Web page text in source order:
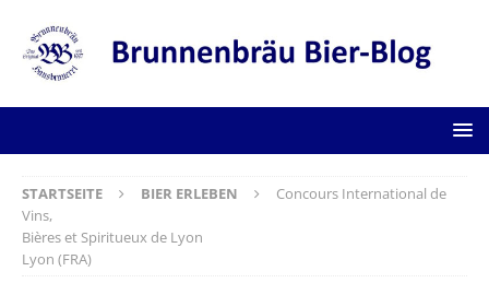
STARTSEITE BIER ERLEBEN
Concours International de
Vins,
Bières et Spiritueux de Lyon
Lyon (FRA)